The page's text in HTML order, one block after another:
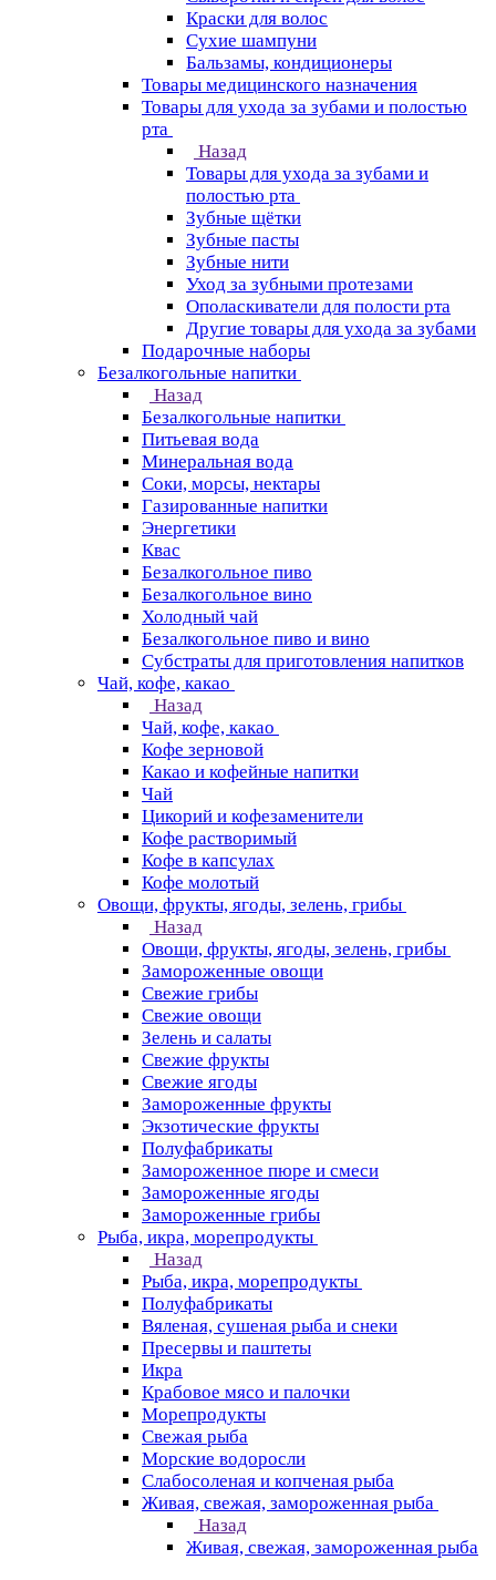
Краски для волос
Сухие шампуни
Бальзамы, кондиционеры
Товары медицинского назначения
Товары для ухода за зубами и полостью
рта
Назад
Товары для ухода за зубами и
полостью рта
Зубные щётки
Зубные пасты
Зубные нити
Уход за зубными протезами
Ополаскиватели для полости рта
Другие товары для ухода за зубами
Подарочные наборы
Безалкогольные напитки
Назад
Безалкогольные напитки
Питьевая вода
Минеральная вода
Соки, морсы, нектары
Газированные напитки
Энергетики
Квас
Безалкогольное пиво
Безалкогольное вино
Холодный чай
Безалкогольное пиво и вино
Субстраты для приготовления напитков
Чай, кофе, какао
Назад
Чай, кофе, какао
Кофе зерновой
Какао и кофейные напитки
Чай
Цикорий и кофезаменители
Кофе растворимый
Кофе в капсулах
Кофе молотый
Овощи, фрукты, ягоды, зелень, грибы
Назад
Овощи, фрукты, ягоды, зелень, грибы
Замороженные овощи
Свежие грибы
Свежие овощи
Зелень и салаты
Свежие фрукты
Свежие ягоды
Замороженные фрукты
Экзотические фрукты
Полуфабрикаты
Замороженное пюре и смеси
Замороженные ягоды
Замороженные грибы
Рыба, икра, морепродукты
Назад
Рыба, икра, морепродукты
Полуфабрикаты
Вяленая, сушеная рыба и снеки
Пресервы и паштеты
Икра
Крабовое мясо и палочки
Морепродукты
Свежая рыба
Морские водоросли
Слабосоленая и копченая рыба
Живая, свежая, замороженная рыба
Назад
Живая, свежая, замороженная рыба